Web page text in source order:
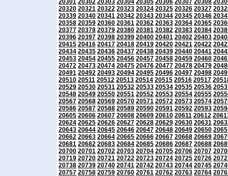
20301 20302 20303 20304 20305 20306 20307 20308
20320 20321 20322 20323 20324 20325 20326 20327
20339 20340 20341 20342 20343 20344 20345 20346
20358 20359 20360 20361 20362 20363 20364 20365
20377 20378 20379 20380 20381 20382 20383 20384
20396 20397 20398 20399 20400 20401 20402 20403
20415 20416 20417 20418 20419 20420 20421 20422
20434 20435 20436 20437 20438 20439 20440 20441
20453 20454 20455 20456 20457 20458 20459 20460
20472 20473 20474 20475 20476 20477 20478 20479
20491 20492 20493 20494 20495 20496 20497 20498
20510 20511 20512 20513 20514 20515 20516 20517
20529 20530 20531 20532 20533 20534 20535 20536
20548 20549 20550 20551 20552 20553 20554 20555
20567 20568 20569 20570 20571 20572 20573 20574
20586 20587 20588 20589 20590 20591 20592 20593
20605 20606 20607 20608 20609 20610 20611 20612
20624 20625 20626 20627 20628 20629 20630 20631
20643 20644 20645 20646 20647 20648 20649 20650
20662 20663 20664 20665 20666 20667 20668 20669
20681 20682 20683 20684 20685 20686 20687 20688
20700 20701 20702 20703 20704 20705 20706 20707
20719 20720 20721 20722 20723 20724 20725 20726
20738 20739 20740 20741 20742 20743 20744 20745
20757 20758 20759 20760 20761 20762 20763 20764